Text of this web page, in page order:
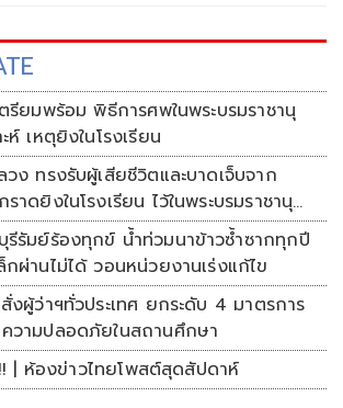
รียมพร้อม พิธีการศพในพระบรมราชานุ
ะห์ เหตุยิงในโรงเรียน
วง ทรงรับผู้เสียชีวิตและบาดเจ็บจาก
ราดยิงในโรงเรียน ไว้ในพระบรมราชานุ
ห์
รีรัมย์ร้องทุกข์ น้ำท่วมนาข้าวซ้ำซากทุกปี
กผ่านไม่ได้ วอนหน่วยงานเร่งแก้ไข
งผู้ว่าฯทั่วประเทศ ยกระดับ 4 มาตรการ
วามปลอดภัยในสถานศึกษา
| ห้องข่าวไทยโพสต์สุดสัปดาห์